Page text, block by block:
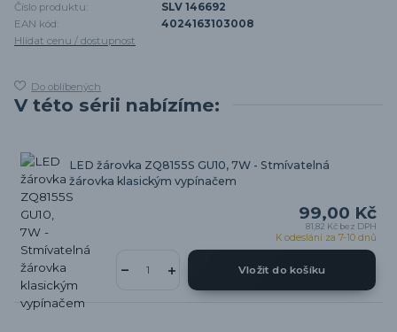
Číslo produktu:
SLV 146692
EAN kód:
4024163103008
Hlídat cenu / dostupnost
Do oblíbených
V této sérii nabízíme:
LED žárovka ZQ8155S GU10, 7W - Stmívatelná
žárovka klasickým vypínačem
99,00 Kč
81,82 Kč bez DPH
K odeslání za 7-10 dnů
Vložit do košíku